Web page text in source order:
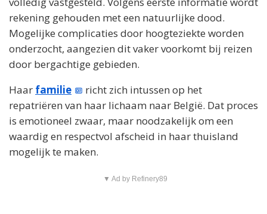
rekening gehouden met een natuurlijke dood.
Mogelijke complicaties door hoogteziekte worden
onderzocht, aangezien dit vaker voorkomt bij reizen
door bergachtige gebieden.
Haar familie
richt zich intussen op het
repatriëren van haar lichaam naar België. Dat proces
is emotioneel zwaar, maar noodzakelijk om een
waardig en respectvol afscheid in haar thuisland
mogelijk te maken.
▼ Ad by Refinery89